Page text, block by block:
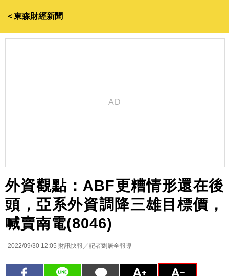
＜東森財經新聞
外資觀點：ABF更糟情形還在後
頭，亞系外資調降三雄目標價，
喊賣南電(8046)
2022/09/30 12:05 財訊快報／記者劉居全報導